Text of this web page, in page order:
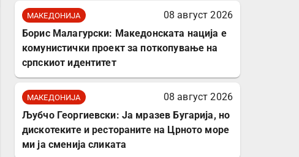
МАКЕДОНИЈА
08 август 2026
Борис Малагурски: Македонската нација е
комунистички проект за поткопување на
српскиот идентитет
МАКЕДОНИЈА
08 август 2026
Љубчо Георгиевски: Ја мразев Бугарија, но
дискотеките и рестораните на Црното море
ми ја сменија сликата